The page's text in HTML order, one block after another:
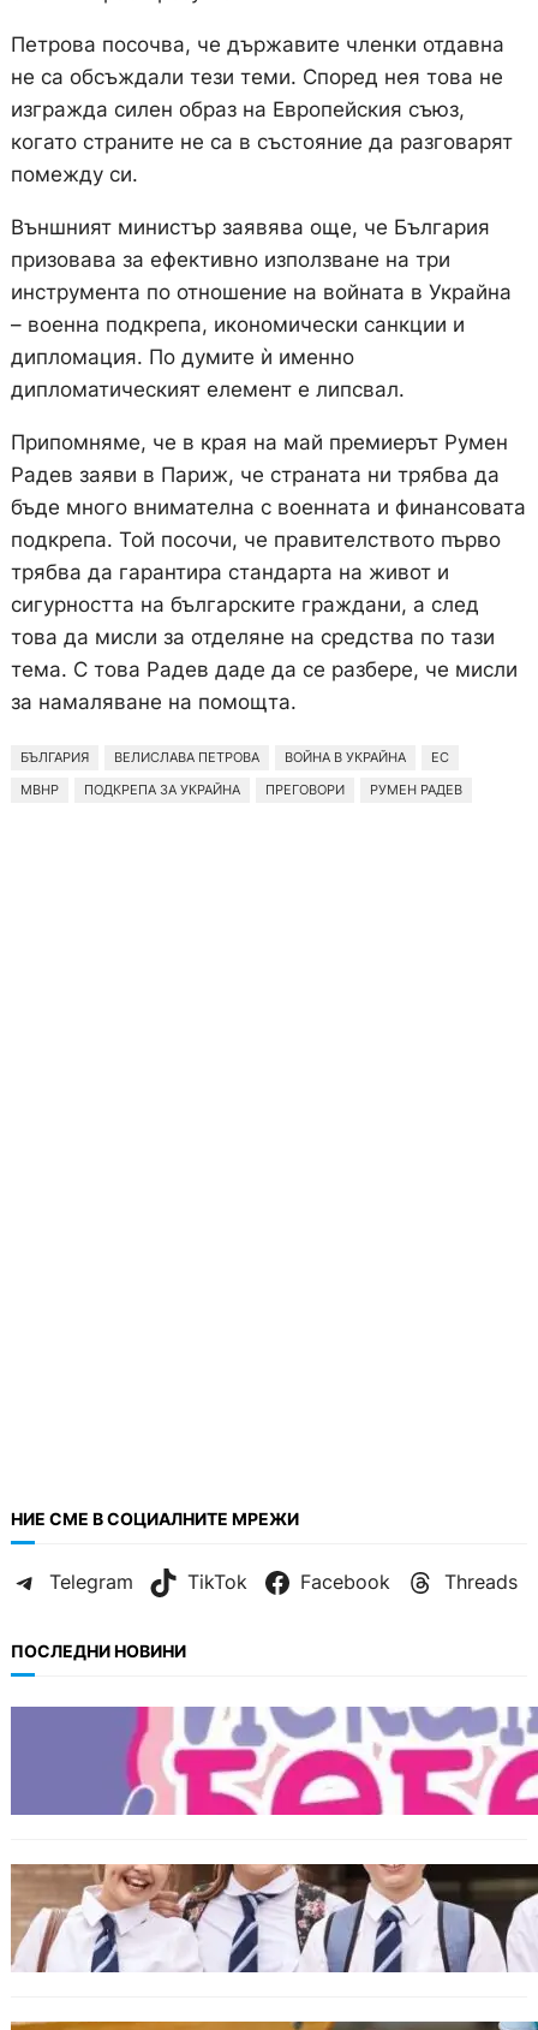
Петрова посочва, че държавите членки отдавна
не са обсъждали тези теми. Според нея това не
изгражда силен образ на Европейския съюз,
когато страните не са в състояние да разговарят
помежду си.
Външният министър заявява още, че България
призовава за ефективно използване на три
инструмента по отношение на войната в Украйна
– военна подкрепа, икономически санкции и
дипломация. По думите ѝ именно
дипломатическият елемент е липсвал.
Припомняме, че в края на май премиерът Румен
Радев заяви в Париж, че страната ни трябва да
бъде много внимателна с военната и финансовата
подкрепа. Той посочи, че правителството първо
трябва да гарантира стандарта на живот и
сигурността на българските граждани, а след
това да мисли за отделяне на средства по тази
тема. С това Радев даде да се разбере, че мисли
за намаляване на помощта.
БЪЛГАРИЯ ВЕЛИСЛАВА ПЕТРОВА ВОЙНА В УКРАЙНА
ЕС
МВНР
ПОДКРЕПА ЗА УКРАЙНА ПРЕГОВОРИ РУМЕН РАДЕВ
НИЕ СМЕ В СОЦИАЛНИТЕ МРЕЖИ
Telegram TikTok Facebook Threads
ПОСЛЕДНИ НОВИНИ
Инвитро подкрепата под въпрос? „Искам
бебе“ се обяви срещу прехвърлянето на
Центъра към НЗОК
ИКОНОМИКА
Колко ще струват училищните униформи
във Варна тази година